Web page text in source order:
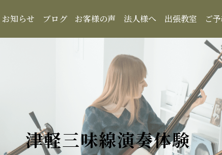
お知らせ ブログ お客様の声 法人様へ 出張教室 ご
津軽三味線演奏体験